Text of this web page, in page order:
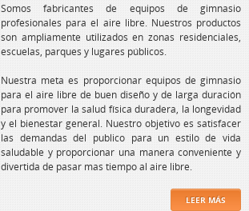
Somos fabricantes de equipos de gimnasio
profesionales para el aire libre. Nuestros productos
son ampliamente utilizados en zonas residenciales,
escuelas, parques y lugares públicos.
Nuestra meta es proporcionar equipos de gimnasio
para el aire libre de buen diseño y de larga duración
para promover la salud física duradera, la longevidad
y el bienestar general. Nuestro objetivo es satisfacer
las demandas del publico para un estilo de vida
saludable y proporcionar una manera conveniente y
divertida de pasar mas tiempo al aire libre.
LEER MÁS